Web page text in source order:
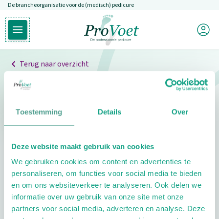
Toestemming Details Over
Deze website maakt gebruik van cookies
We gebruiken cookies om content en advertenties te
personaliseren, om functies voor social media te bieden
en om ons websiteverkeer te analyseren. Ook delen we
informatie over uw gebruik van onze site met onze
partners voor social media, adverteren en analyse. Deze
Overslaan en naar de inhoud gaan
De brancheorganisatie voor de (medisch) pedicure
Open hoofdmenu
Ga naar de homepagina
Mijn
Terug naar overzicht
Professionals
Pedicure niet gevonden
pedicure.